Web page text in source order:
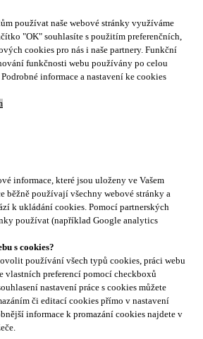
používat naše webové stránky využíváme
"OK" souhlasíte s použitím preferenčních,
cookies pro nás i naše partnery. Funkční
funkčnosti webu používány po celou
informace a nastavení ke cookies
informace, které jsou uloženy ve Vašem
běžně používají všechny webové stránky a
k ukládání cookies. Pomocí partnerských
používat (například Google analytics
s cookies?
používání všech typů cookies, práci webu
vlastních preferencí pomocí checkboxů
nastavení práce s cookies můžete
či editací cookies přímo v nastavení
informace k promazání cookies najdete v